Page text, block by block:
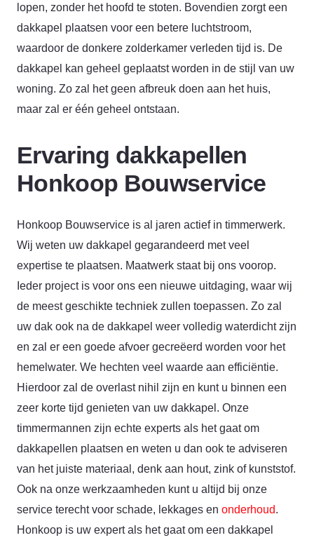
lopen, zonder het hoofd te stoten. Bovendien zorgt een
dakkapel plaatsen voor een betere luchtstroom,
waardoor de donkere zolderkamer verleden tijd is. De
dakkapel kan geheel geplaatst worden in de stijl van uw
woning. Zo zal het geen afbreuk doen aan het huis,
maar zal er één geheel ontstaan.
Ervaring dakkapellen
Honkoop Bouwservice
Honkoop Bouwservice is al jaren actief in timmerwerk.
Wij weten uw dakkapel gegarandeerd met veel
expertise te plaatsen. Maatwerk staat bij ons voorop.
Ieder project is voor ons een nieuwe uitdaging, waar wij
de meest geschikte techniek zullen toepassen. Zo zal
uw dak ook na de dakkapel weer volledig waterdicht zijn
en zal er een goede afvoer gecreëerd worden voor het
hemelwater. We hechten veel waarde aan efficiëntie.
Hierdoor zal de overlast nihil zijn en kunt u binnen een
zeer korte tijd genieten van uw dakkapel. Onze
timmermannen zijn echte experts als het gaat om
dakkapellen plaatsen en weten u dan ook te adviseren
van het juiste materiaal, denk aan hout, zink of kunststof.
Ook na onze werkzaamheden kunt u altijd bij onze
service terecht voor schade, lekkages en onderhoud.
Honkoop is uw expert als het gaat om een dakkapel